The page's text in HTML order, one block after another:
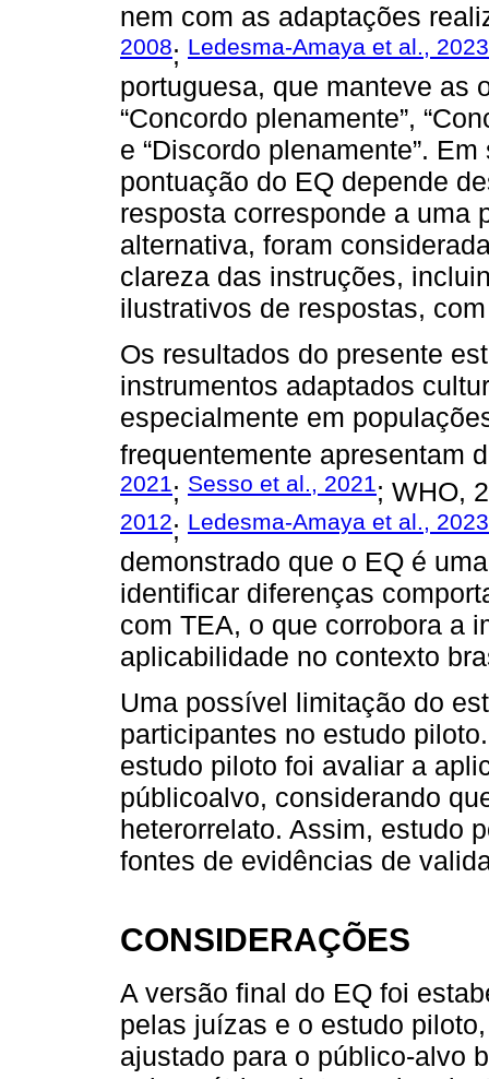
nem com as adaptações
2008; Ledesma-Amaya et al., 2023
portuguesa, que manteve as
“Concordo plenamente”,
e “Discordo plenamente”.
pontuação do EQ depende
resposta corresponde a uma
alternativa, foram
clareza das instruções,
ilustrativos de respostas,
Os resultados do presente
instrumentos adaptados
especialmente em
frequentemente apresentam
2021; Sesso et al., 2021; WHO,
2012; Ledesma-Amaya et al., 2023
demonstrado que o EQ é
identificar diferenças
com TEA, o que corrobora a
aplicabilidade no contexto
Uma possível limitação do
participantes no estudo
estudo piloto foi avaliar a
públicoalvo, considerando
heterorrelato. Assim, estudo
fontes de evidências de
CONSIDERAÇÕES
A versão final do EQ foi
pelas juízas e o estudo
ajustado para o público-alvo